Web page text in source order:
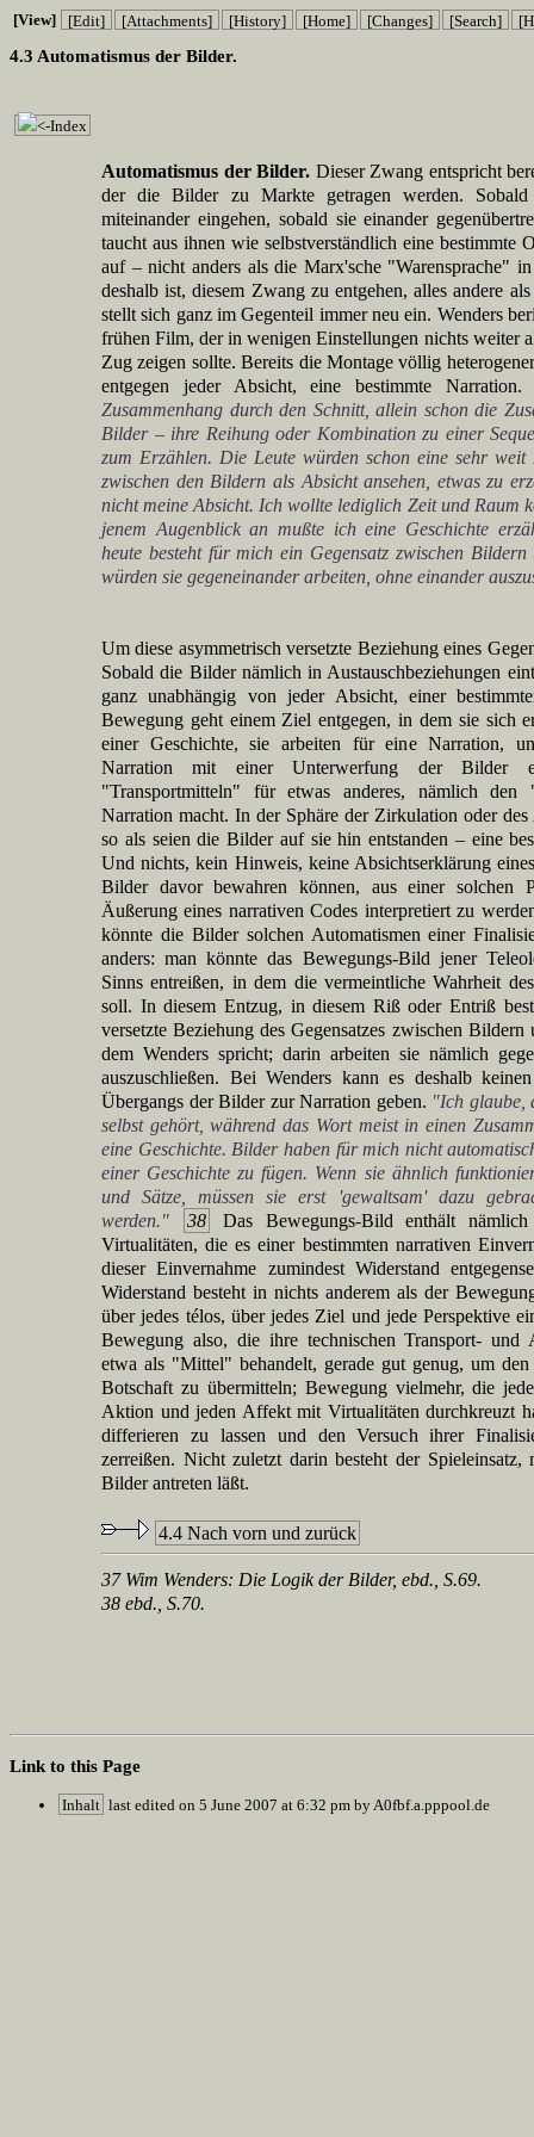
[View] [Edit] [Attachments] [History] [Home] [Changes] [Search]
4.3 Automatismus der Bilder.
<-Index
Automatismus der Bilder. Dieser Zwang entspricht
der die Bilder zu Markte getragen werden.
miteinander eingehen, sobald sie einander
taucht aus ihnen wie selbstverständlich eine bestimmte
auf – nicht anders als die Marx'sche "Warensprache"
deshalb ist, diesem Zwang zu entgehen, alles andere
stellt sich ganz im Gegenteil immer neu ein. Wenders
frühen Film, der in wenigen Einstellungen nichts weiter
Zug zeigen sollte. Bereits die Montage völlig
entgegen jeder Absicht, eine bestimmte Narration.
Zusammenhang durch den Schnitt, allein schon die
Bilder – ihre Reihung oder Kombination zu einer
zum Erzählen. Die Leute würden schon eine sehr weit
zwischen den Bildern als Absicht ansehen, etwas zu
nicht meine Absicht. Ich wollte lediglich Zeit und Raum
jenem Augenblick an mußte ich eine Geschichte
heute besteht für mich ein Gegensatz zwischen
würden sie gegeneinander arbeiten, ohne einander
Um diese asymmetrisch versetzte Beziehung eines
Sobald die Bilder nämlich in Austauschbeziehungen
ganz unabhängig von jeder Absicht, einer
Bewegung geht einem Ziel entgegen, in dem sie sich
einer Geschichte, sie arbeiten für eine Narration,
Narration mit einer Unterwerfung der Bilder
"Transportmitteln" für etwas anderes, nämlich
Narration macht. In der Sphäre der Zirkulation oder des
so als seien die Bilder auf sie hin entstanden – eine
Und nichts, kein Hinweis, keine Absichtserklärung
Bilder davor bewahren können, aus einer solchen
Äußerung eines narrativen Codes interpretiert zu
könnte die Bilder solchen Automatismen einer
anders: man könnte das Bewegungs-Bild jener
Sinns entreißen, in dem die vermeintliche Wahrheit
soll. In diesem Entzug, in diesem Riß oder Entriß
versetzte Beziehung des Gegensatzes zwischen
dem Wenders spricht; darin arbeiten sie nämlich
auszuschließen. Bei Wenders kann es deshalb
Übergangs der Bilder zur Narration geben. "Ich glaube,
selbst gehört, während das Wort meist in einen
eine Geschichte. Bilder haben für mich nicht
einer Geschichte zu fügen. Wenn sie ähnlich
und Sätze, müssen sie erst 'gewaltsam' dazu
werden."
38
Das Bewegungs-Bild enthält
Virtualitäten, die es einer bestimmten narrativen
dieser Einvernahme zumindest Widerstand
Widerstand besteht in nichts anderem als der
über jedes télos, über jedes Ziel und jede Perspektive
Bewegung also, die ihre technischen Transport- und
etwa als "Mittel" behandelt, gerade gut genug, um
Botschaft zu übermitteln; Bewegung vielmehr, die
Aktion und jeden Affekt mit Virtualitäten durchkreuzt
differieren zu lassen und den Versuch ihrer
zerreißen. Nicht zuletzt darin besteht der Spieleinsatz,
Bilder antreten läßt.
4.4 Nach vorn und zurück
37 Wim Wenders: Die Logik der Bilder, ebd., S.69.
38 ebd., S.70.
Link to this Page
Inhalt last edited on 5 June 2007 at 6:32 pm by A0fbf.a.pppool.de